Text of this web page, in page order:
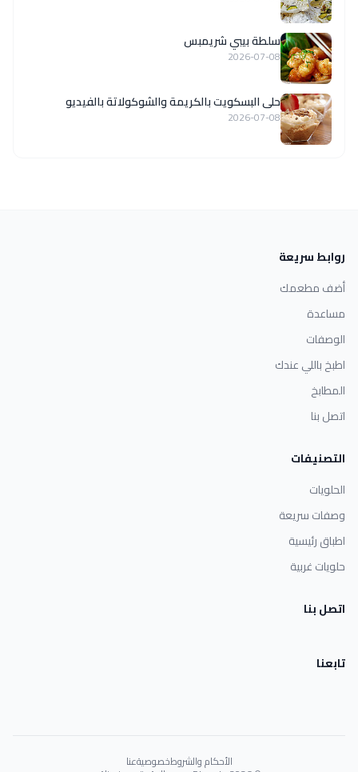
سلطة بيبي شريمبس
2026-07-08
حلى البسكويت بالكريمة والشوكولاتة بالفيديو
2026-07-08
روابط سريعة
أضف مطعمك
مساعدة
الوصفات
اطبخ باللي عندك
المطابخ
اتصل بنا
التصنيفات
الحلويات
وصفات سريعة
اطباق رئيسية
حلويات غربية
اتصل بنا
تابعنا
الأحكام والشروطخصوصيةعنا